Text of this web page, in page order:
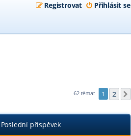
Přihlásit se
Registrovat
62 témat 1 2
Poslední příspěvek